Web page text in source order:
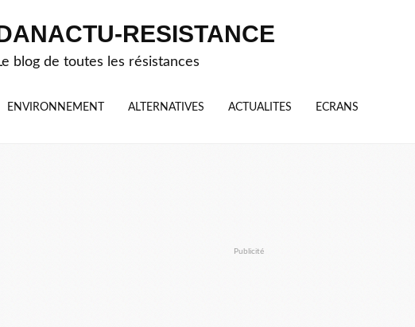
RESISTANCE
blog de toutes les résistances
ENVIRONNEMENT ALTERNATIVES ACTUALITES ECRANS
Publicité